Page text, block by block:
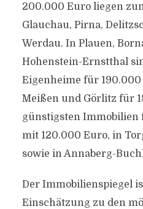
200.000 Euro liegen
Glauchau, Pirna,
Werdau. In Plauen,
Hohenstein-Ernstthal
Eigenheime für
Meißen und Görlitz für
günstigsten Immobilien
mit 120.000 Euro, in
sowie in Annaberg-
Der Immobilienspiegel
Einschätzung zu den